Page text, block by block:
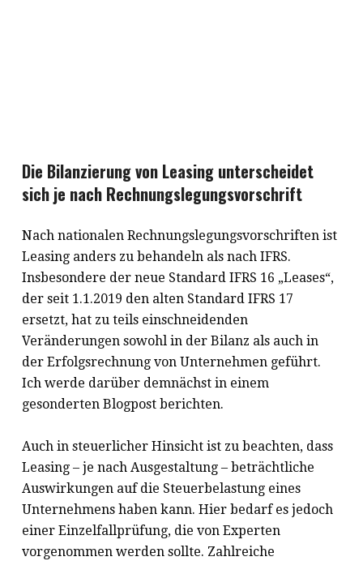
Die Bilanzierung von Leasing unterscheidet
sich je nach Rechnungslegungsvorschrift
Nach nationalen Rechnungslegungsvorschriften ist
Leasing anders zu behandeln als nach IFRS.
Insbesondere der neue Standard IFRS 16 „Leases“,
der seit 1.1.2019 den alten Standard IFRS 17
ersetzt, hat zu teils einschneidenden
Veränderungen sowohl in der Bilanz als auch in
der Erfolgsrechnung von Unternehmen geführt.
Ich werde darüber demnächst in einem
gesonderten Blogpost berichten.
Auch in steuerlicher Hinsicht ist zu beachten, dass
Leasing – je nach Ausgestaltung – beträchtliche
Auswirkungen auf die Steuerbelastung eines
Unternehmens haben kann. Hier bedarf es jedoch
einer Einzelfallprüfung, die von Experten
vorgenommen werden sollte. Zahlreiche